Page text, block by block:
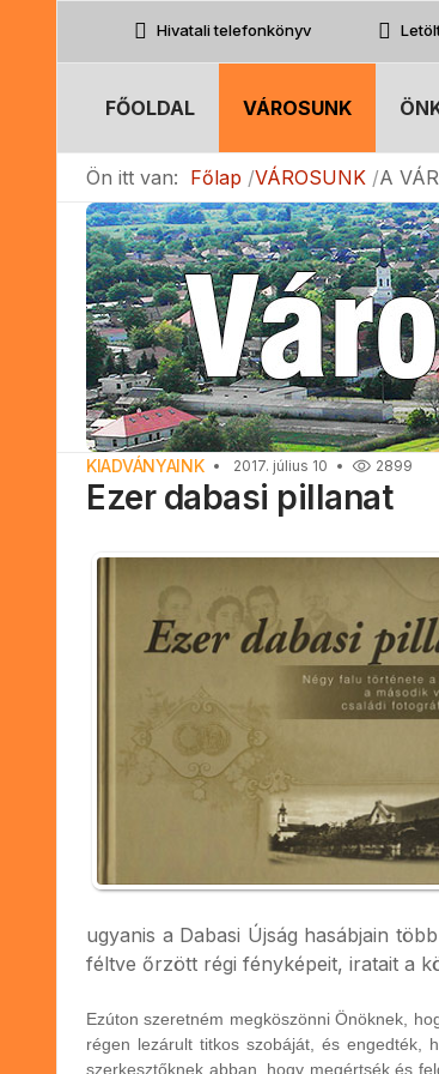
Hivatali telefonkönyv
FŐOLDAL VÁROSUNK
Ön itt van: Főlap VÁROSUNK A
KIADVÁNYAINK 2017. július 10 2899
Ezer dabasi pillanat
ugyanis a Dabasi Újság hasábjain
féltve őrzött régi fényképeit, iratait a
Ezúton szeretném megköszönni Önöknek,
régen lezárult titkos szobáját, és engedték,
szerkesztőknek abban, hogy megértsék és